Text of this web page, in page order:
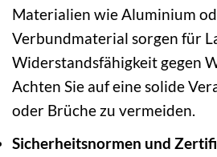
Materialien wie Aluminium
Verbundmaterial sorgen für
Widerstandsfähigkeit gegen
Achten Sie auf eine solide
oder Brüche zu vermeiden.
Sicherheitsnormen und